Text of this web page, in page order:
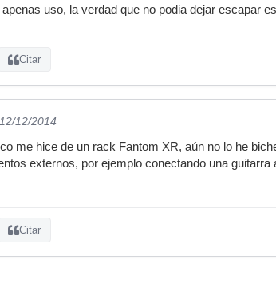
uso, la verdad que no podia dejar escapar
Citar
12/2014
me hice de un rack Fantom XR, aún no lo he
externos, por ejemplo conectando una
Citar